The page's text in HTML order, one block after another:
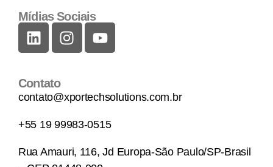
Mídias Sociais
Contato
contato@xportechsolutions.com.br
+55 19 99983-0515
Rua Amauri, 116, Jd Europa-São Paulo/SP-Brasil